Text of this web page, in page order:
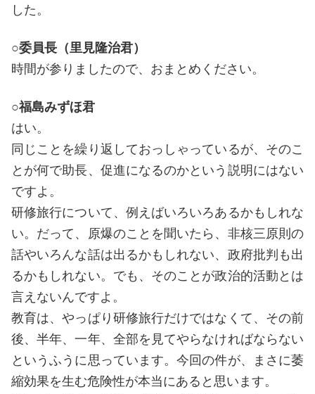
した。
○委員長（里見隆治君）
時間が参りましたので、おまとめください。
○福島みずほ君
はい。
同じことを繰り返しておっしゃっているが、そのこ
とが何で助長、促進になるのかという説明にはない
ですよ。
研修旅行について、例えばいろいろあるかもしれな
い。だって、原爆のことを聞いたら、非核三原則の
話やいろんな話は出るかもしれない、政府批判も出
るかもしれない。でも、そのことが政治的活動とは
言えないんですよ。
教育は、やっぱり研修旅行だけではなくて、その前
後、半年、一年、全部を見てやらなければならない
というふうに思っています。今回の件が、まさに萎
縮効果を生む危険性が本当にあると思います。